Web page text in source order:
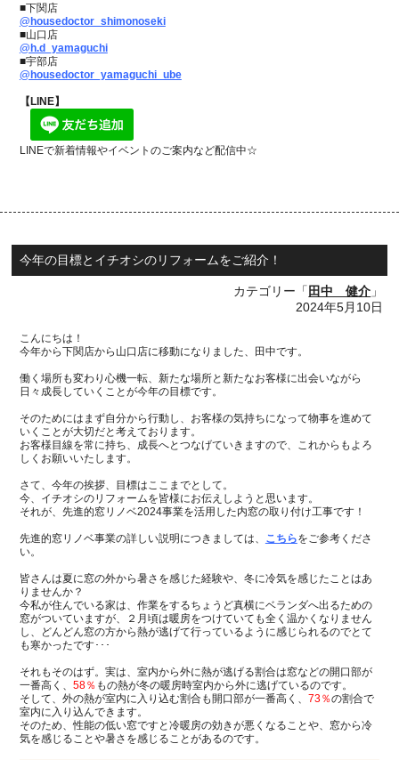
■下関店
@housedoctor_shimonoseki
■山口店
@h.d_yamaguchi
■宇部店
@housedoctor_yamaguchi_ube
【LINE】
LINEで新着情報やイベントのご案内など配信中☆
今年の目標とイチオシのリフォームをご紹介！
カテゴリー「 田中 健介 」
2024年5月10日
こんにちは！
今年から下関店から山口店に移動になりました、田中です。
働く場所も変わり心機一転、新たな場所と新たなお客様に出会いながら
日々成長していくことが今年の目標です。
そのためにはまず自分から行動し、お客様の気持ちになって物事を進めて
いくことが大切だと考えております。
お客様目線を常に持ち、成長へとつなげていきますので、これからもよろ
しくお願いいたします。
さて、今年の挨拶、目標はここまでとして。
今、イチオシのリフォームを皆様にお伝えしようと思います。
それが、先進的窓リノベ2024事業を活用した内窓の取り付け工事です！
先進的窓リノベ事業の詳しい説明につきましては、 こちらをご参考くださ
い。
皆さんは夏に窓の外から暑さを感じた経験や、冬に冷気を感じたことはあ
りませんか？
今私が住んでいる家は、作業をするちょうど真横にベランダへ出るための
窓がついていますが、２月頃は暖房をつけていても全く温かくなりません
し、どんどん窓の方から熱が逃げて行っているように感じられるのでとて
も寒かったです･･･
それもそのはず。実は、室内から外に熱が逃げる割合は窓などの開口部が
一番高く、 58％ もの熱が冬の暖房時室内から外に逃げているのです。
そして、外の熱が室内に入り込む割合も開口部が一番高く、 73％の割合で
室内に入り込んできます。
そのため、性能の低い窓ですと冷暖房の効きが悪くなることや、窓から冷
気を感じることや暑さを感じることがあるのです。